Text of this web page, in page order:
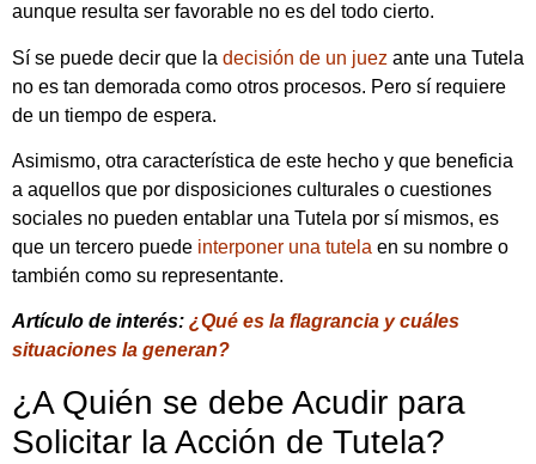
aunque resulta ser favorable no es del todo cierto.
Sí se puede decir que la decisión de un juez ante una Tutela
no es tan demorada como otros procesos. Pero sí requiere
de un tiempo de espera.
Asimismo, otra característica de este hecho y que beneficia
a aquellos que por disposiciones culturales o cuestiones
sociales no pueden entablar una Tutela por sí mismos, es
que un tercero puede interponer una tutela en su nombre o
también como su representante.
Artículo de interés: ¿Qué es la flagrancia y cuáles
situaciones la generan?
¿A Quién se debe Acudir para
Solicitar la Acción de Tutela?